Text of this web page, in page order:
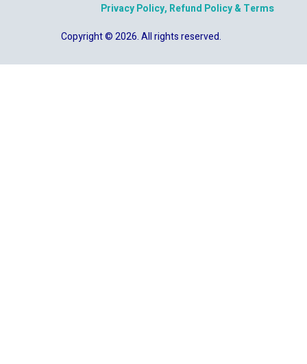
Privacy Policy, Refund Policy & Terms
Copyright © 2026. All rights reserved.